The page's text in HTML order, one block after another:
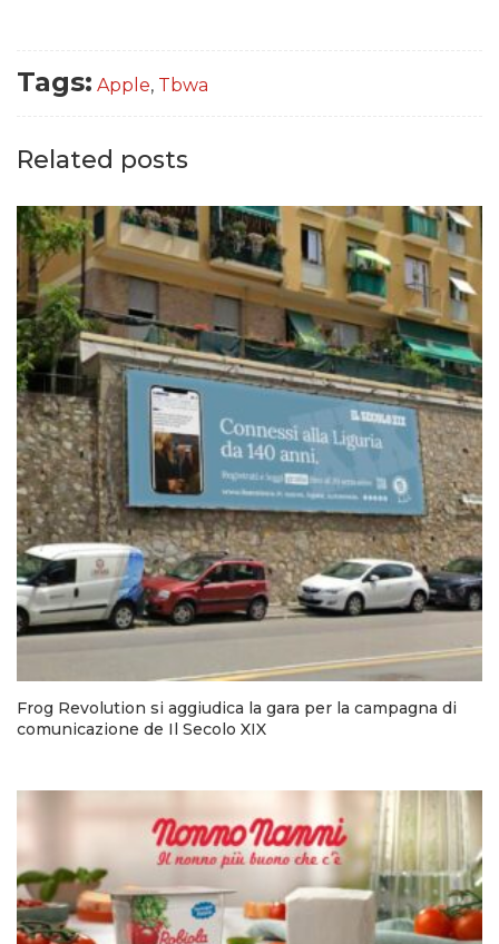
Tags: Apple, Tbwa
Related posts
Frog Revolution si aggiudica la gara per la campagna di
comunicazione de Il Secolo XIX